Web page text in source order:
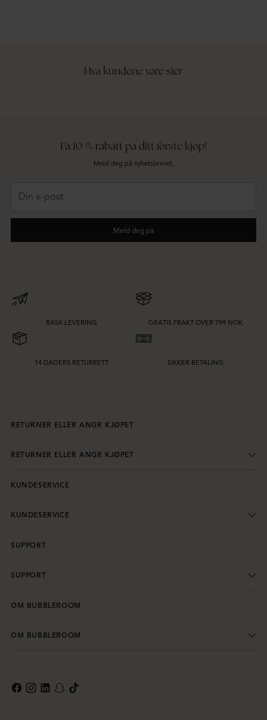
Hva kundene våre sier
Få 10 % rabatt på ditt første kjøp!
Meld deg på nyhetsbrevet.
Meld deg på
RASK LEVERING GRATIS FRAKT OVER 799 NOK
14 DAGERS RETURRETT SIKKER BETALING
RETURNER ELLER ANGR KJØPET
RETURNER ELLER ANGR KJØPET
KUNDESERVICE
KUNDESERVICE
SUPPORT
SUPPORT
OM BUBBLEROOM
OM BUBBLEROOM